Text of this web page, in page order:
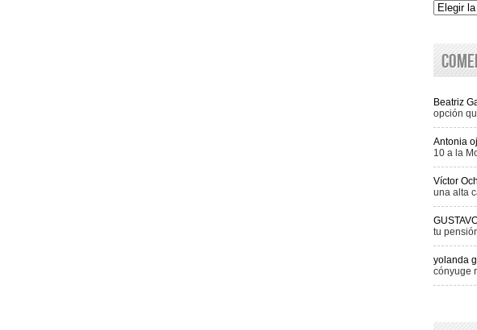
Indice
Beatriz
opción
Antonia
10 a la
Víctor
una alta
tu
yolanda
cónyuge